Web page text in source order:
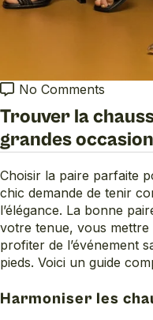
No Comments
Trouver la
grandes
Choisir la paire parfaite
chic demande de tenir
l’élégance. La bonne
votre tenue, vous
profiter de l’événement
pieds. Voici un guide
Harmoniser les